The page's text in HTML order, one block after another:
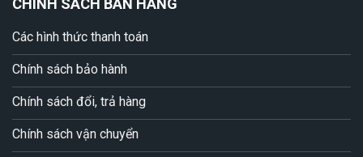
CHÍNH SÁCH BÁN HÀNG
Các hình thức thanh toán
Chính sách bảo hành
Chính sách đổi, trả hàng
Chính sách vận chuyển